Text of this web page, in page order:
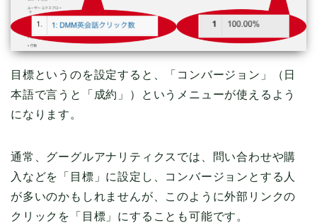
目標というのを設定すると、「コンバージョン」（日
本語で言うと「成約」）というメニューが使えるよう
になります。
通常、グーグルアナリティクスでは、問い合わせや購
入などを「目標」に設定し、コンバージョンとする人
が多いのかもしれませんが、このように外部リンクの
クリックを「目標」にすることも可能です。